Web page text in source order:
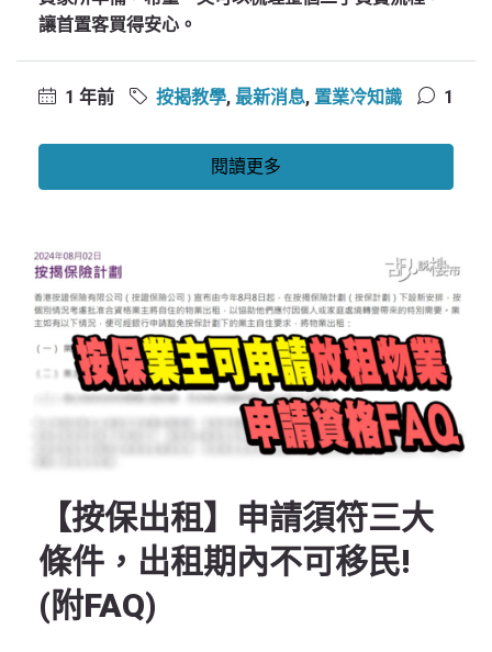
讓首置客買得安心。
1 年前 按揭教學, 最新消息, 置業冷知識 1
閱讀更多
【按保出租】申請須符三大
條件，出租期內不可移民!
(附FAQ)